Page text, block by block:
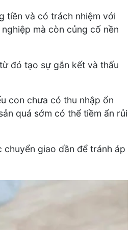
tiền và có trách nhiệm với
mà còn củng cố nền
đó tạo sự gắn kết và thấu
con chưa có thu nhập ổn
quá sớm có thể tiềm ẩn rủi
giao dần để tránh áp